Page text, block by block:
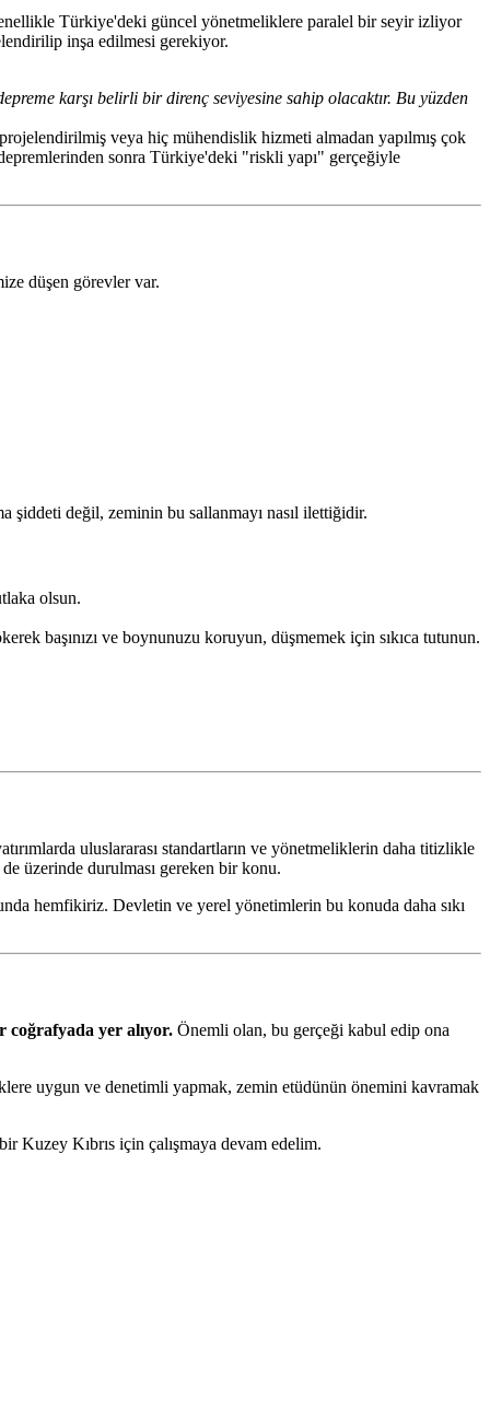
Türkiye'deki güncel yönetmeliklere paralel bir seyir izliyor
inşa edilmesi gerekiyor.
karşı belirli bir direnç seviyesine sahip olacaktır. Bu yüzden
veya hiç mühendislik hizmeti almadan yapılmış çok
sonra Türkiye'deki "riskli yapı" gerçeğiyle
düşen görevler var.
şiddeti değil, zeminin bu sallanmayı nasıl ilettiğidir.
olsun.
başınızı ve boynunuzu koruyun, düşmemek için sıkıca tutunun.
uluslararası standartların ve yönetmeliklerin daha titizlikle
üzerinde durulması gereken bir konu.
hemfikiriz. Devletin ve yerel yönetimlerin bu konuda daha sıkı
coğrafyada yer alıyor. Önemli olan, bu gerçeği kabul edip ona
uygun ve denetimli yapmak, zemin etüdünün önemini kavramak
Kuzey Kıbrıs için çalışmaya devam edelim.